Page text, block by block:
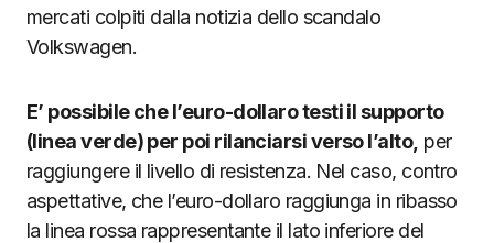
mercati colpiti dalla notizia dello scandalo
Volkswagen.
E’ possibile che l’euro-dollaro testi il supporto
(linea verde) per poi rilanciarsi verso l’alto, per
raggiungere il livello di resistenza. Nel caso, contro
aspettative, che l’euro-dollaro raggiunga in ribasso
la linea rossa rappresentante il lato inferiore del